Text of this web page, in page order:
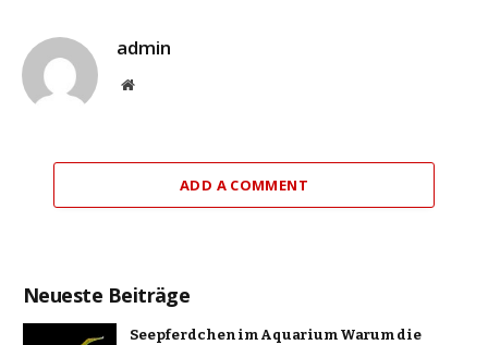
admin
Website
ADD A COMMENT
Neueste Beiträge
Seepferdchen im Aquarium Warum die